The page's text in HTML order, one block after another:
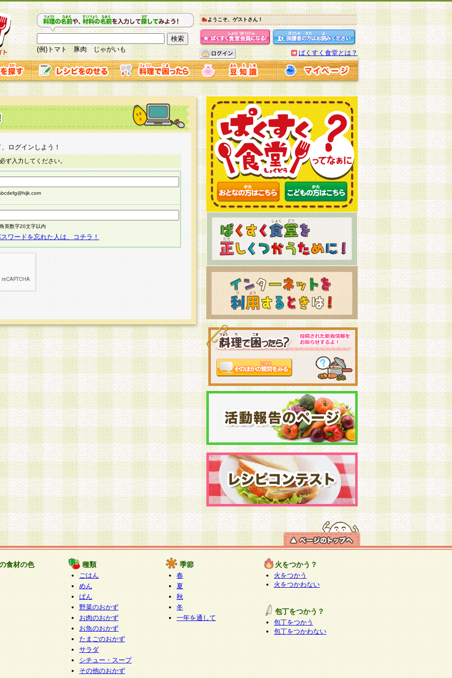
(例)トマト 豚肉 じゃがいも
ようこそ、ゲストさん！
ぱくすく食堂とは？
ログインしよう！
ず入力してください。
英数字20文字以内
ワードを忘れた人は、コチラ！
食材の色 種類
ごはん
めん
ぱん
野菜のおかず
お肉のおかず
お魚のおかず
たまごのおかず
サラダ
シチュー・スープ
その他のおかず
季節
春
夏
秋
冬
一年を通して
火をつかう？
火をつかう
火をつかわない
包丁をつかう？
包丁をつかう
包丁をつかわない